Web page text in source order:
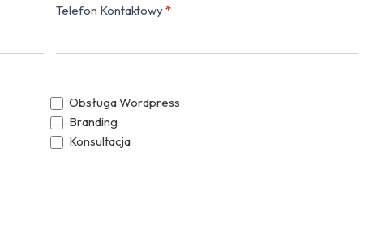
Telefon Kontaktowy*
Obsługa Wordpress
Branding
Konsultacja